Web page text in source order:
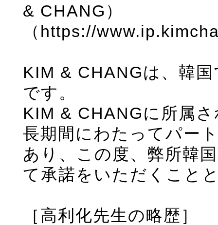
& CHANG）
（https://
KIM & CHANGは、韓
です。
KIM & CHANGに所属
長期間にわたってパー
あり、この度、弊所韓
て承諾をいただくこと
［高利化先生の略歴］